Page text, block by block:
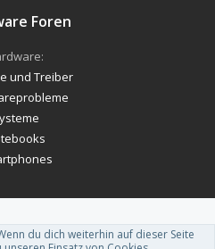
Foren
und Treiber
-Deutsch von xenDach
du dich weiterhin auf dieser Seite